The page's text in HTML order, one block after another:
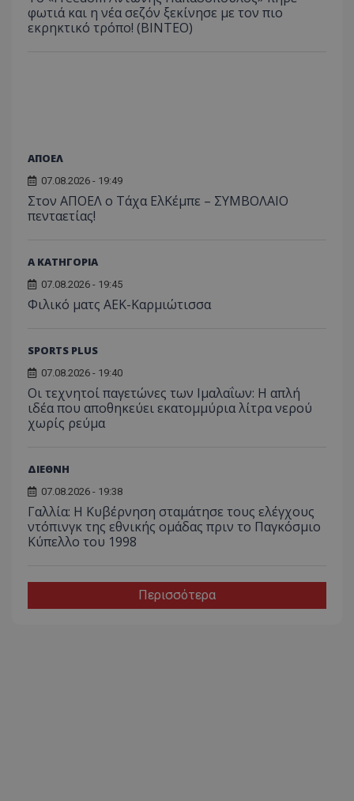
φωτιά και η νέα σεζόν ξεκίνησε με τον πιο
εκρηκτικό τρόπο! (ΒΙΝΤΕΟ)
ΑΠΟΕΛ
07.08.2026 - 19:49
Στον ΑΠΟΕΛ ο Τάχα ΕλΚέμπε – ΣΥΜΒΟΛΑΙΟ
πενταετίας!
Α ΚΑΤΗΓΟΡΙΑ
07.08.2026 - 19:45
Φιλικό ματς ΑΕΚ-Καρμιώτισσα
SPORTS PLUS
07.08.2026 - 19:40
Οι τεχνητοί παγετώνες των Ιμαλαΐων: Η απλή
ιδέα που αποθηκεύει εκατομμύρια λίτρα νερού
χωρίς ρεύμα
ΔΙΕΘΝΗ
07.08.2026 - 19:38
Γαλλία: Η Κυβέρνηση σταμάτησε τους ελέγχους
ντόπινγκ της εθνικής ομάδας πριν το Παγκόσμιο
Κύπελλο του 1998
Περισσότερα